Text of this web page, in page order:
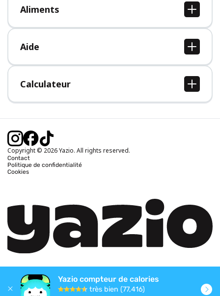
Aliments
Tous les aliments
Aide
Centre d'aide
Calculateur
Calcul IMC
Calcul poids idéal
Calcul calories brûlées
Copyright © 2026 Yazio. All rights reserved.
Contact
Politique de confidentialité
Cookies
Yazio compteur de calories
très bien (77,416)